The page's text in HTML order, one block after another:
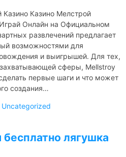
Казино Мелстрой
Онлайн на Официальном
развлечений предлагает
возможностями для
и выигрышей. Для тех,
захватывающей сферы, Mellstroy
первые шаги и что может
создания…
Uncategorized
лягушка